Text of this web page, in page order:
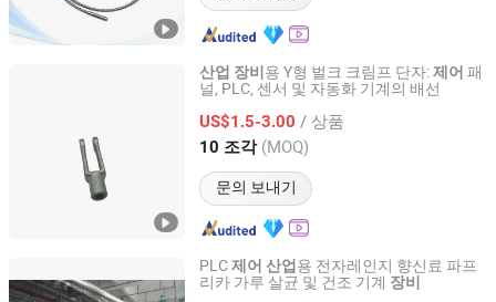
산업 장비 용 Y형 벌크 크림프 단자:제어 패
널, PLC, 센서 및 자동화 기계의 배선
US$1.5-3.00 / 상품
10 조각 (MOQ)
문의 보내기
JiaXing Hongsteel Trading Co., Ltd.
Zhejiang, China 이후 2025
PLC제어 산업 용 전자레인지 향신료 파프
리카 가루 살균 및 건조 기계 장비
Jinan Bangpu Machinery Equipment Co., Ltd